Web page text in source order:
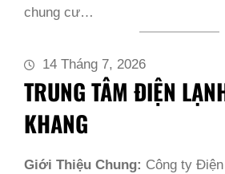
chung cư…
14 Tháng 7, 2026
TRUNG TÂM ĐIỆN
KHANG
Giới Thiệu Chung: Công ty